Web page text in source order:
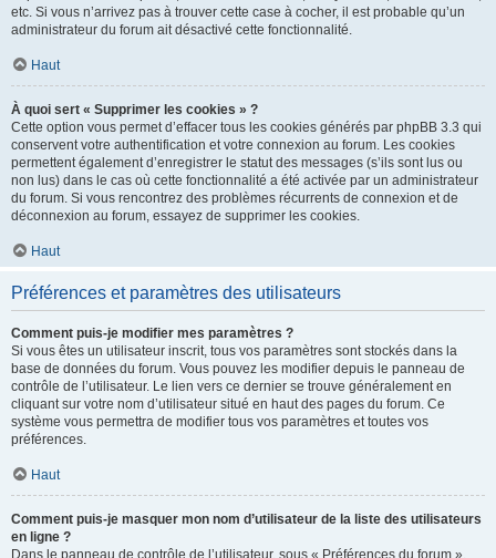
etc. Si vous n’arrivez pas à trouver cette case à cocher, il est probable qu’un
administrateur du forum ait désactivé cette fonctionnalité.
Haut
À quoi sert « Supprimer les cookies » ?
Cette option vous permet d’effacer tous les cookies générés par phpBB 3.3 qui
conservent votre authentification et votre connexion au forum. Les cookies
permettent également d’enregistrer le statut des messages (s’ils sont lus ou
non lus) dans le cas où cette fonctionnalité a été activée par un administrateur
du forum. Si vous rencontrez des problèmes récurrents de connexion et de
déconnexion au forum, essayez de supprimer les cookies.
Haut
Préférences et paramètres des utilisateurs
Comment puis-je modifier mes paramètres ?
Si vous êtes un utilisateur inscrit, tous vos paramètres sont stockés dans la
base de données du forum. Vous pouvez les modifier depuis le panneau de
contrôle de l’utilisateur. Le lien vers ce dernier se trouve généralement en
cliquant sur votre nom d’utilisateur situé en haut des pages du forum. Ce
système vous permettra de modifier tous vos paramètres et toutes vos
préférences.
Haut
Comment puis-je masquer mon nom d’utilisateur de la liste des utilisateurs
en ligne ?
Dans le panneau de contrôle de l’utilisateur, sous « Préférences du forum »,